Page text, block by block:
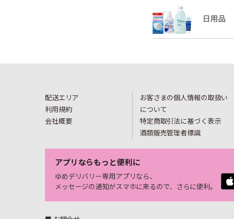
配送エリア
利用規約
会社概要
お客さまの個人情報の取扱い
について
特定商取引法に基づく表示
酒類販売管理者標識
アプリならもっと便利に
ゆめデリバリー専用アプリなら、
メッセージの通知がスマホに来るので、さらに便利。